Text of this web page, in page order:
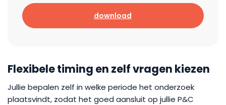
download
Flexibele timing en zelf vragen kiezen
Jullie bepalen zelf in welke periode het onderzoek
plaatsvindt, zodat het goed aansluit op jullie P&C